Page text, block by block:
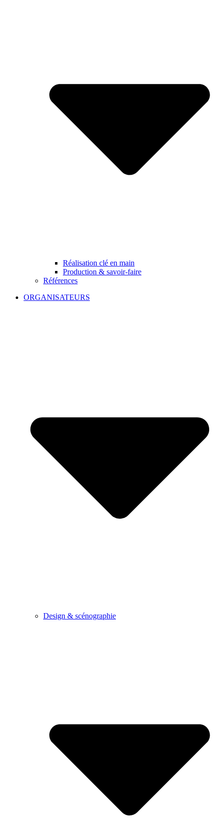
Réalisation clé en main
Production & savoir-faire
Références
ORGANISATEURS
Design & scénographie